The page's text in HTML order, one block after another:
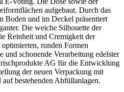
aufgebaut. Durch das
Boden und im Deckel präsentiert
Die weiche Silhouette der
Reinheit und Cremigkeit der
runden Formen
und schonende Verarbeitung edelster
AG für die Entwicklung
der neuen Verpackung mit
auf bestehenden Abfüllanlagen.